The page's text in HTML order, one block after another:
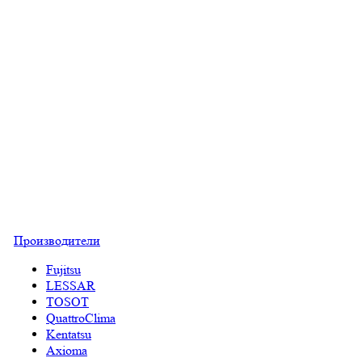
Производители
Fujitsu
LESSAR
TOSOT
QuattroClima
Kentatsu
Axioma